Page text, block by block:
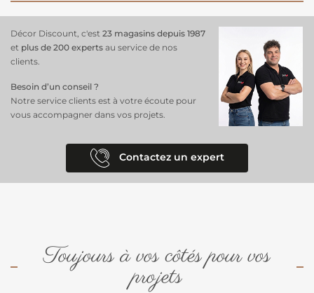
Décor Discount, c'est 23 magasins depuis 1987
et plus de 200 experts au service de nos
clients.
Besoin d’un conseil ?
Notre service clients est à votre écoute pour
vous accompagner dans vos projets.
Contactez un expert
Toujours à vos côtés pour vos
projets